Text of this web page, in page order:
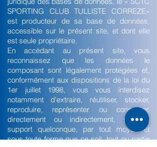
SPORTING CLUB TULLISTE CORREZE»
est producteur de sa base de données,
accessible sur le présent site, et dont elle
est seule propriétaire.
En accédant au présent site, vous
reconnaissez que les données le
composant sont légalement protégées et,
conformément aux dispositions de la loi du
1er juillet 1998, vous vous interdisez
notamment d'extraire, réutiliser, stocker,
reproduire, représenter ou conserver,
directement ou indirectement, sur un
support quelconque, par tout moyen et
sous toute forme que ce soit, tout ou partie